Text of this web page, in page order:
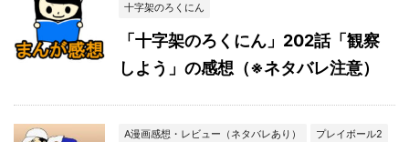
十字架のろくにん
「十字架のろくにん」202話「観察
しよう」の感想（※ネタバレ注意）
A漫画感想・レビュー（ネタバレあり） プレイボール2